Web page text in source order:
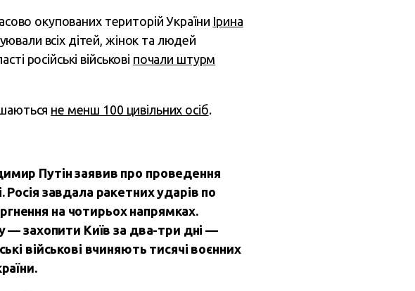
окупованих територій України Ірина
всіх дітей, жінок та людей
російські військові почали штурм
не менш 100 цивільних осіб.
Путін заявив про проведення
Росія завдала ракетних ударів по
на чотирьох напрямках.
— захопити Київ за два-три дні —
військові вчиняють тисячі воєнних